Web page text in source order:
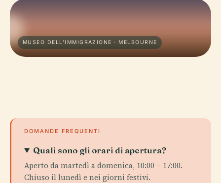
MUSEO DELL'IMMIGRAZIONE · MELBOURNE
DOMANDE FREQUENTI
Quali sono gli orari di apertura?
Aperto da martedì a domenica, 10:00 – 17:00.
Chiuso il lunedì e nei giorni festivi.